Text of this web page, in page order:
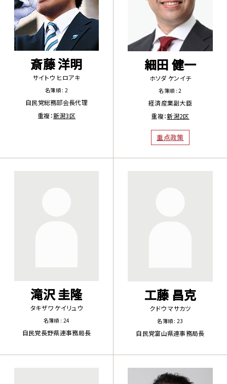
斎藤 洋明
サイトウ ヒロアキ
名簿順 : 2
自民党総務部会長代理
重複：新潟3区
細田 健一
ホソダ ケンイチ
名簿順 : 2
経済産業副大臣
重複：新潟2区
重点政策
滝沢 圭隆
タキザワ ケイリュウ
名簿順 : 24
自民党長野県連事務局長
工藤 昌克
クドウ マサカツ
名簿順 : 23
自民党富山県連事務局長